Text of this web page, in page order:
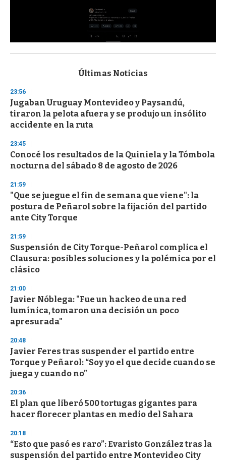
s
d
s
o
f
3
s
e
c
o
d
s
Últimas Noticias
23:56
Jugaban Uruguay Montevideo y Paysandú,
tiraron la pelota afuera y se produjo un insólito
accidente en la ruta
23:45
Conocé los resultados de la Quiniela y la Tómbola
nocturna del sábado 8 de agosto de 2026
21:59
"Que se juegue el fin de semana que viene": la
postura de Peñarol sobre la fijación del partido
ante City Torque
21:59
Suspensión de City Torque-Peñarol complica el
Clausura: posibles soluciones y la polémica por el
clásico
21:00
Javier Nóblega: "Fue un hackeo de una red
lumínica, tomaron una decisión un poco
apresurada"
20:48
Javier Feres tras suspender el partido entre
Torque y Peñarol: “Soy yo el que decide cuando se
juega y cuando no”
20:36
El plan que liberó 500 tortugas gigantes para
hacer florecer plantas en medio del Sahara
20:18
“Esto que pasó es raro”: Evaristo González tras la
suspensión del partido entre Montevideo City